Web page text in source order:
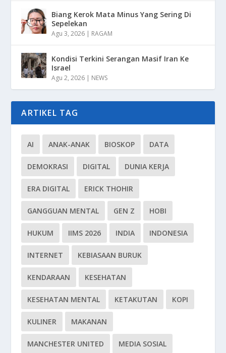
Biang Kerok Mata Minus Yang Sering Di
Sepelekan
Agu 3, 2026 | RAGAM
Kondisi Terkini Serangan Masif Iran Ke
Israel
Agu 2, 2026 | NEWS
ARTIKEL TAG
AI ANAK-ANAK BIOSKOP DATA
DEMOKRASI DIGITAL DUNIA KERJA
ERA DIGITAL ERICK THOHIR
GANGGUAN MENTAL GEN Z HOBI
HUKUM IIMS 2026 INDIA INDONESIA
INTERNET KEBIASAAN BURUK
KENDARAAN KESEHATAN
KESEHATAN MENTAL KETAKUTAN KOPI
KULINER MAKANAN
MANCHESTER UNITED MEDIA SOSIAL